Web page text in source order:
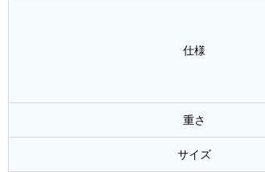
仕様
重さ
サイズ